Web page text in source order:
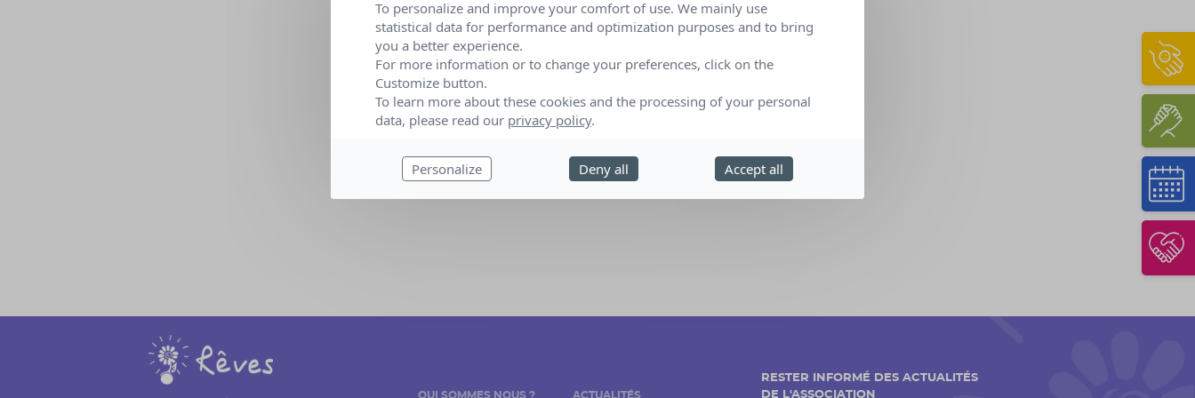
Lieu : Grans
QUI SOMMES NOUS ? ACTUALITÉS
RESTER INFORMÉ DES ACTUALITÉS
DE L'ASSOCIATION
To personalize and improve your comfort of use. We mainly use
statistical data for performance and optimization purposes and to bring
you a better experience.
For more information or to change your preferences, click on the
Customize button.
To learn more about these cookies and the processing of your personal
data, please read our privacy policy.
Personalize Deny all Accept all